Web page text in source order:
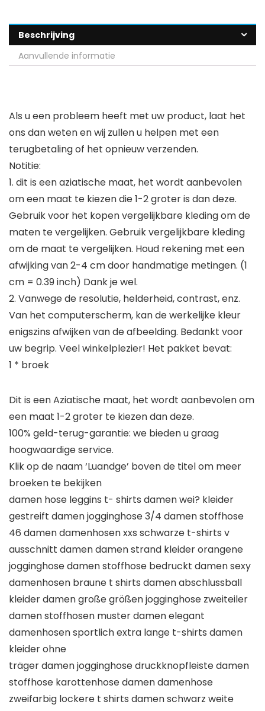
Beschrijving
Aanvullende informatie
Als u een probleem heeft met uw product, laat het
ons dan weten en wij zullen u helpen met een
terugbetaling of het opnieuw verzenden.
Notitie:
1. dit is een aziatische maat, het wordt aanbevolen
om een maat te kiezen die 1-2 groter is dan deze.
Gebruik voor het kopen vergelijkbare kleding om de
maten te vergelijken. Gebruik vergelijkbare kleding
om de maat te vergelijken. Houd rekening met een
afwijking van 2-4 cm door handmatige metingen. (1
cm = 0.39 inch) Dank je wel.
2. Vanwege de resolutie, helderheid, contrast, enz.
Van het computerscherm, kan de werkelijke kleur
enigszins afwijken van de afbeelding. Bedankt voor
uw begrip. Veel winkelplezier! Het pakket bevat:
1 * broek
Dit is een Aziatische maat, het wordt aanbevolen om
een maat 1-2 groter te kiezen dan deze.
100% geld-terug-garantie: we bieden u graag
hoogwaardige service.
Klik op de naam ‘Luandge’ boven de titel om meer
broeken te bekijken
damen hose leggins t- shirts damen wei? kleider
gestreift damen jogginghose 3/4 damen stoffhose
46 damen damenhosen xxs schwarze t-shirts v
ausschnitt damen damen strand kleider orangene
jogginghose damen stoffhose bedruckt damen sexy
damenhosen braune t shirts damen abschlussball
kleider damen große größen jogginghose zweiteiler
damen stoffhosen muster damen elegant
damenhosen sportlich extra lange t-shirts damen
kleider ohne
träger damen jogginghose druckknopfleiste damen
stoffhose karottenhose damen damenhose
zweifarbig lockere t shirts damen schwarz weite